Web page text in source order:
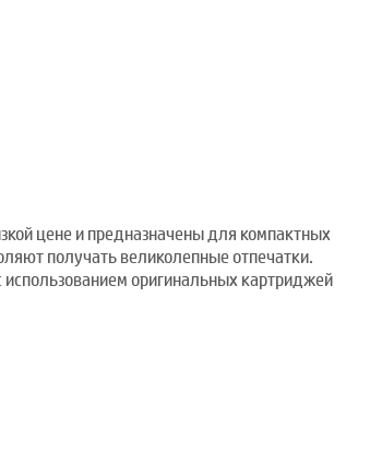
цене и предназначены для компактных
получать великолепные отпечатки.
использованием оригинальных картриджей